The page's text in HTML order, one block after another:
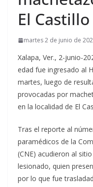
El Castillo
martes 2 de junio de
Xalapa, Ver., 2-junio-
edad fue ingresado al
martes, luego de
provocadas por
en la localidad de El
Tras el reporte al
paramédicos de la
(CNE) acudieron al
lesionado, quien
por lo que fue